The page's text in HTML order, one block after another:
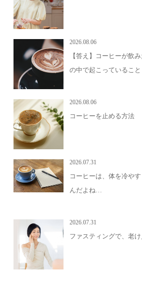
2026.08.06
【答え】コーヒーが飲
の中で起こっていること
2026.08.06
コーヒーを止める方法
2026.07.31
コーヒーは、体を冷や
んだよね…
2026.07.31
ファスティングで、老け